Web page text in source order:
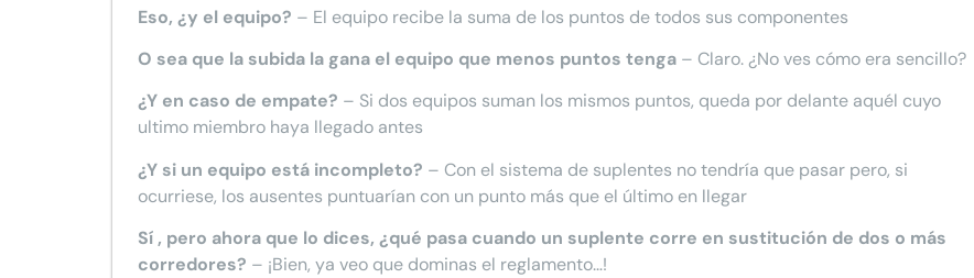
Eso, ¿y el equipo? – El equipo recibe la suma de los puntos de todos sus componentes
O sea que la subida la gana el equipo que menos puntos tenga – Claro. ¿No ves cómo era sencillo?
¿Y en caso de empate? – Si dos equipos suman los mismos puntos, queda por delante aquél cuyo
ultimo miembro haya llegado antes
¿Y si un equipo está incompleto? – Con el sistema de suplentes no tendría que pasar pero, si
ocurriese, los ausentes puntuarían con un punto más que el último en llegar
Sí , pero ahora que lo dices, ¿qué pasa cuando un suplente corre en sustitución de dos o más
corredores? – ¡Bien, ya veo que dominas el reglamento…!